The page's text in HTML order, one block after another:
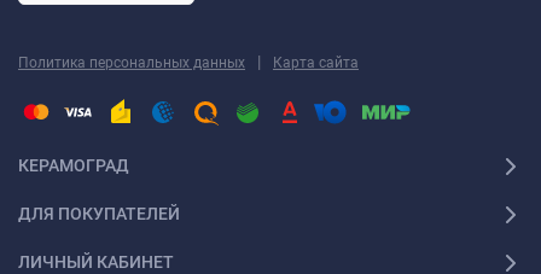
Политика персональных данных | Карта сайта
КЕРАМОГРАД
ДЛЯ ПОКУПАТЕЛЕЙ
ЛИЧНЫЙ КАБИНЕТ